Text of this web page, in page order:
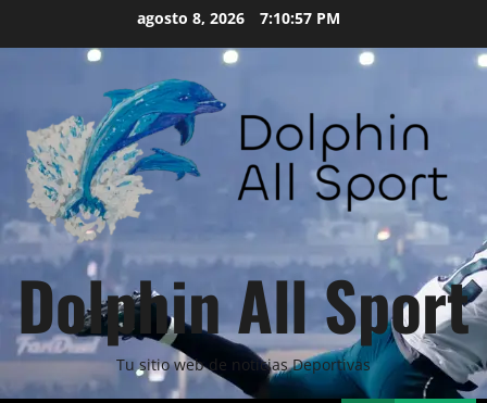
agosto 8, 2026 7:10:58 PM
Dolphin All Sport
Tu sitio web de noticias Deportivas